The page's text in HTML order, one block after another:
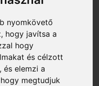
nyomkövető
hogy javítsa a
hogy
és célzott
és elemzi a
megtudjuk
Tények és